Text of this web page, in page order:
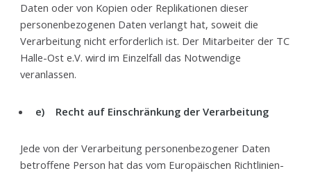
Daten oder von Kopien oder Replikationen dieser
personenbezogenen Daten verlangt hat, soweit die
Verarbeitung nicht erforderlich ist. Der Mitarbeiter der TC
Halle-Ost e.V. wird im Einzelfall das Notwendige
veranlassen.
e) Recht auf Einschränkung der Verarbeitung
Jede von der Verarbeitung personenbezogener Daten
betroffene Person hat das vom Europäischen Richtlinien-